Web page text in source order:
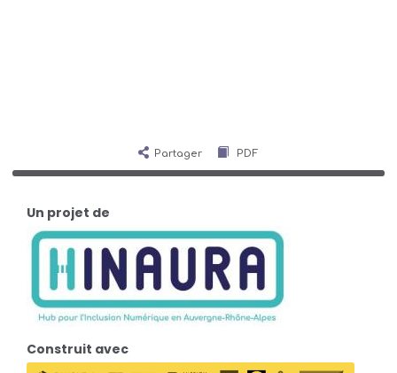
Partager PDF
Un projet de
Construit avec